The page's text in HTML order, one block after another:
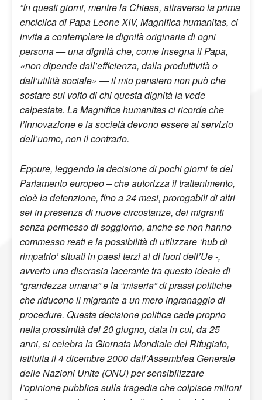
“In questi giorni, mentre la Chiesa, attraverso la prima
enciclica di Papa Leone XIV, Magnifica humanitas, ci
invita a contemplare la dignità originaria di ogni
persona — una dignità che, come insegna il Papa,
«non dipende dall’efficienza, dalla produttività o
dall’utilità sociale» — il mio pensiero non può che
sostare sul volto di chi questa dignità la vede
calpestata. La Magnifica humanitas ci ricorda che
l’innovazione e la società devono essere al servizio
dell’uomo, non il contrario.
Eppure, leggendo la decisione di pochi giorni fa del
Parlamento europeo – che autorizza il trattenimento,
cioè la detenzione, fino a 24 mesi, prorogabili di altri
sei in presenza di nuove circostanze, dei migranti
senza permesso di soggiorno, anche se non hanno
commesso reati e la possibilità di utilizzare ‘hub di
rimpatrio’ situati in paesi terzi al di fuori dell’Ue -,
avverto una discrasia lacerante tra questo ideale di
“grandezza umana” e la “miseria” di prassi politiche
che riducono il migrante a un mero ingranaggio di
procedure. Questa decisione politica cade proprio
nella prossimità del 20 giugno, data in cui, da 25
anni, si celebra la Giornata Mondiale del Rifugiato,
istituita il 4 dicembre 2000 dall’Assemblea Generale
delle Nazioni Unite (ONU) per sensibilizzare
l’opinione pubblica sulla tragedia che colpisce milioni